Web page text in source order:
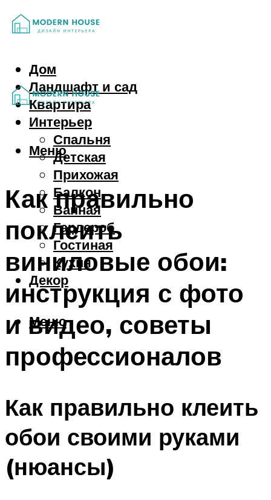
Дом
Ландшафт и сад
Квартира
Интерьер
Спальня
Детская
Прихожая
Балкон
Ванная
Гардероб
Гостиная
Кухня
Декор
Меню
Меню
Как правильно
поклеить
виниловые обои:
инструкция с фото
и видео, советы
профессионалов
Как правильно клеить
обои своими руками
(нюансы)